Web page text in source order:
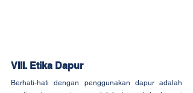
VIII. Etika Dapur
Berhati-hati dengan penggunakan dapur adalah